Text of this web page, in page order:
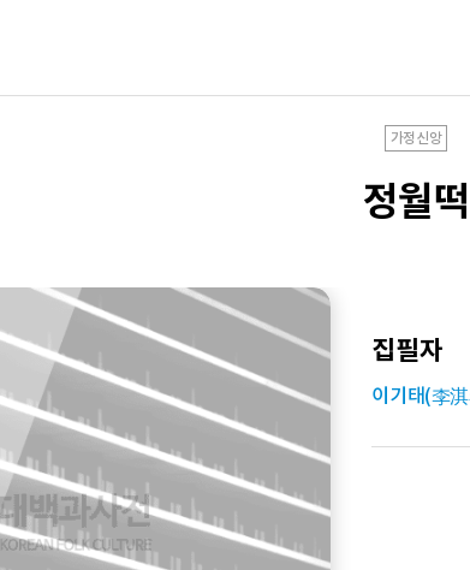
가정신앙
정월떡
집필자
이기태(李